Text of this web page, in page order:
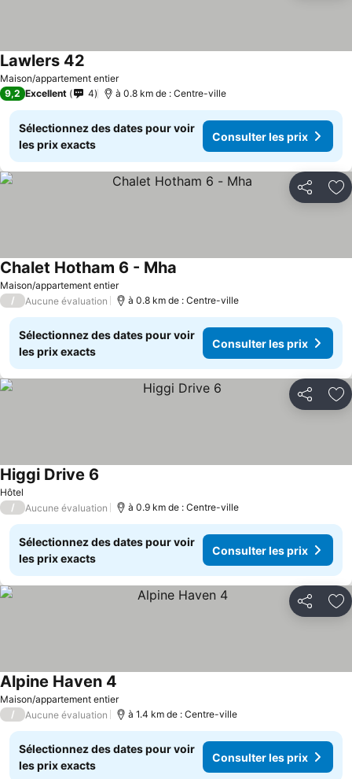
Maison/appartement entier
Lawlers 42
9,2 Excellent 4 à 0.8 km de : Centre-ville
Sélectionnez des dates pour voir
les prix exacts
Consulter les prix
Partager
Maison/appartement entier
Chalet Hotham 6 - Mha
/ Aucune évaluation à 0.8 km de : Centre-ville
Sélectionnez des dates pour voir
les prix exacts
Consulter les prix
Partager
Hôtel
Higgi Drive 6
/ Aucune évaluation à 0.9 km de : Centre-ville
Sélectionnez des dates pour voir
les prix exacts
Consulter les prix
Partager
Maison/appartement entier
Alpine Haven 4
/ Aucune évaluation à 1.4 km de : Centre-ville
Sélectionnez des dates pour voir
les prix exacts
Consulter les prix